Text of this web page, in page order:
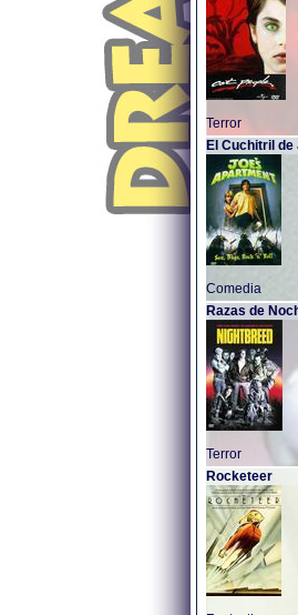
Terror
El Cuchitril de
Comedia
Razas de
Terror
Rocketeer